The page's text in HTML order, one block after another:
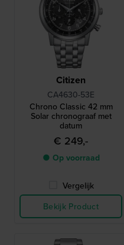
Citizen
CA4630-53E
Chrono Classic 42 mm
Solar chronograaf met
datum
€ 249,-
● Op voorraad
Vergelijk
Bekijk Product